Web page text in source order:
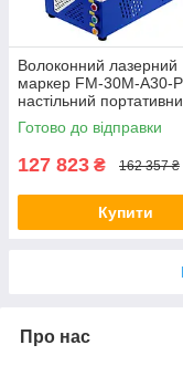
Волоконний лазерний
маркер FM-30M-A30-
настільний
300x300 30 Вт, немає
підтримки поворотної
Готово до відправки
127 823 ₴ 162 357 ₴
Купити
Про нас